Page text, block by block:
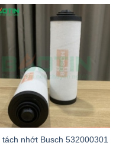
tách nhớt Busch 532000301